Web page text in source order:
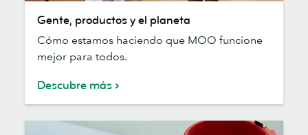
productos
Gente, productos y el planeta
Cómo estamos haciendo que MOO funcione
mejor para todos.
Descubre más